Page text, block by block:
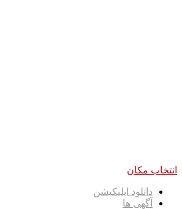
انتخاب مکان
دانلود اپلیکیشن
آگهی ها